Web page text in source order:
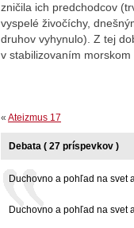
zničila ich predchodcov
vyspelé živočíchy,
druhov vyhynulo). Z tej
v stabilizovaním
« Ateizmus 17
Debata ( 27 príspevkov )
Duchovno a pohľad na svet
Duchovno a pohľad na svet